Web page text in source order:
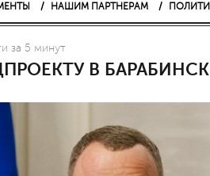
НАШИМ ПАРТНЕРАМ
за 5 минут
В